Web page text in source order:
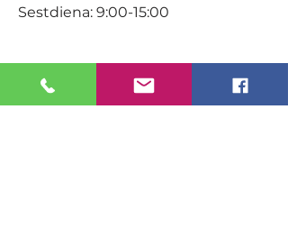
Sestdiena: 9:00-15:00
KONTAKTI